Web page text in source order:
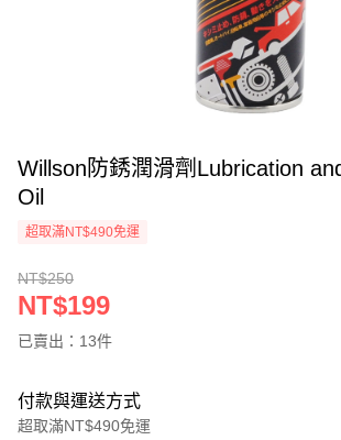
Willson防銹潤滑劑Lubrication
Oil
超取滿NT$490免運
NT$250
NT$199
已賣出：13件
付款與運送方式
超取滿NT$490免運